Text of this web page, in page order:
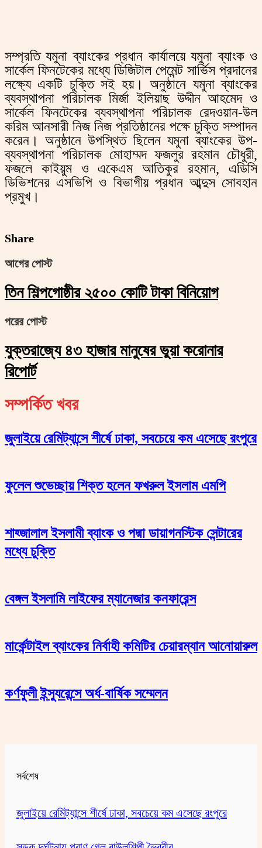
সম্প্রতি যমুনা ব্যাংকের প্রধান কার্যালয়ে যমুনা ব্যাংক ও
সার্কেল ফিনটেকের মধ্যে ডিজিটাল পেমেন্ট সার্ভিস প্রদানের
লক্ষ্যে একটি চুক্তি সই হয়। অনুষ্ঠানে যমুনা ব্যাংকের
ব্যবস্থাপনা পরিচালক মির্জা ইলিয়াছ উদ্দীন আহমেদ ও
সার্কেল ফিনটেকের ব্যবস্থাপনা পরিচালক রেদওয়ান-উল
করিম আনসারী নিজ নিজ প্রতিষ্ঠানের পক্ষে চুক্তি সম্পাদন
করেন। অনুষ্ঠানে উপস্থিত ছিলেন যমুনা ব্যাংকের উপ-
ব্যবস্থাপনা পরিচালক মোহাম্মদ ফজলুর রহমান চৌধুরী,
ফজলে কাইয়ুম ও একেএম আতিকুর রহমান, এডিসি
ডিভিশনের এসভিপি ও বিভাগীয় প্রধান আব্দুস সোবহান
প্রমুখ।
Share
আগের পোস্ট
তিন শিল্পগোষ্ঠীর ২৫০০ কোটি টাকা বিনিয়োগ
পরের পোস্ট
যুক্তরাজ্যে ৪৩ হাজার মানুষের ভুয়া করোনার
রিপোর্ট
সম্পর্কিত খবর
জুলাইয়ে রেমিট্যান্সে শীর্ষে ঢাকা, সবচেয়ে কম এসেছে রংপুরে
ফুলেল শুভেচ্ছায় শিক্ত হলেন ফখরুল ইসলাম এমপি
শাহ্জালাল ইসলামী ব্যাংক ও পদ্মা ডায়াগনস্টিক সেন্টারের
মধ্যে চুক্তি
বেঙ্গল ইসলামি লাইফের ম্যানেজার কনফারেন্স
মার্কেন্টাইল ব্যাংকের নির্বাহী কমিটির চেয়ারম্যান আনোয়ারুল
কর্ণফুলী ইন্স্যুরেন্সে অর্ধ-বার্ষিক সম্মেলন
সর্বশেষ
জুলাইয়ে রেমিট্যান্সে শীর্ষে ঢাকা, সবচেয়ে কম এসেছে রংপুরে